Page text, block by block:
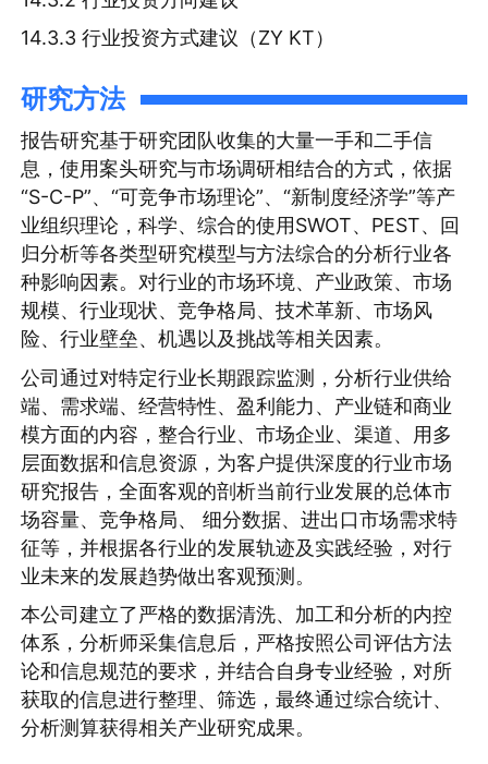
14.3.3 行业投资方式建议（ZY KT）
研究方法
报告研究基于研究团队收集的大量一手和二手信
息，使用案头研究与市场调研相结合的方式，依据
“S-C-P”、“可竞争市场理论”、“新制度经济学”等产
业组织理论，科学、综合的使用SWOT、PEST、回
归分析等各类型研究模型与方法综合的分析行业各
种影响因素。对行业的市场环境、产业政策、市场
规模、行业现状、竞争格局、技术革新、市场风
险、行业壁垒、机遇以及挑战等相关因素。
公司通过对特定行业长期跟踪监测，分析行业供给
端、需求端、经营特性、盈利能力、产业链和商业
模方面的内容，整合行业、市场企业、渠道、用多
层面数据和信息资源，为客户提供深度的行业市场
研究报告，全面客观的剖析当前行业发展的总体市
场容量、竞争格局、 细分数据、进出口市场需求特
征等，并根据各行业的发展轨迹及实践经验，对行
业未来的发展趋势做出客观预测。
本公司建立了严格的数据清洗、加工和分析的内控
体系，分析师采集信息后，严格按照公司评估方法
论和信息规范的要求，并结合自身专业经验，对所
获取的信息进行整理、筛选，最终通过综合统计、
分析测算获得相关产业研究成果。